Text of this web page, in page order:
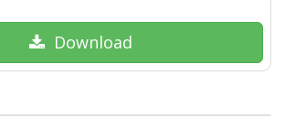
Download